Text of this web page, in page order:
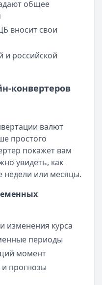
дней без %
карта
общее
вносит свои
и российской
конвертеров
валют
простого
покажет вам
увидеть, как
недели или месяцы.
изменения курса
периоды
момент
прогнозы